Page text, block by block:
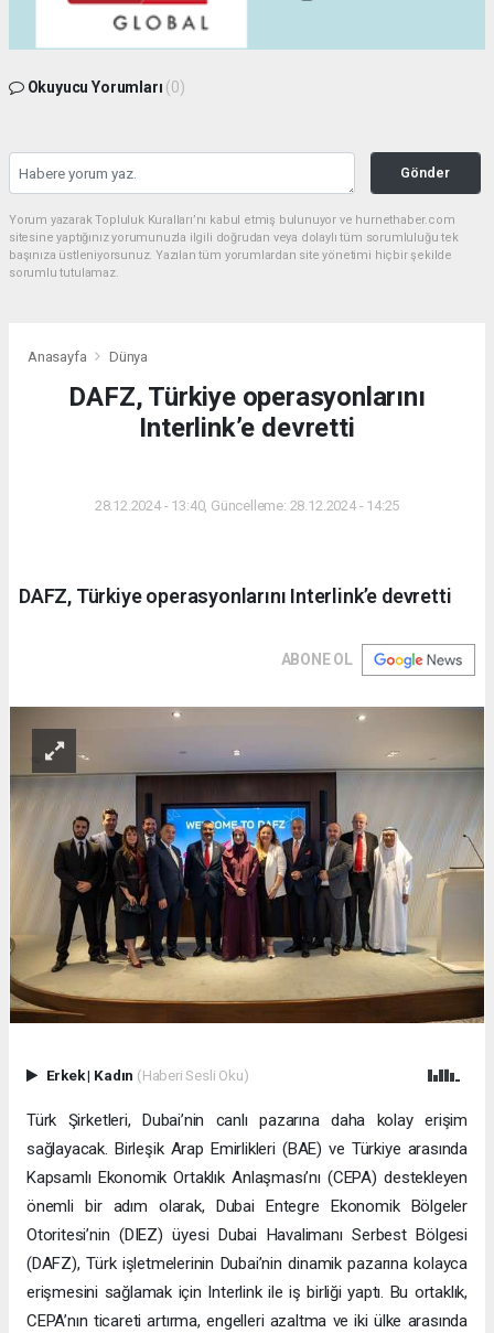
Okuyucu Yorumları (0)
Gönder
Yorum yazarak Topluluk Kuralları’nı kabul etmiş bulunuyor ve hurnethaber.com
sitesine yaptığınız yorumunuzla ilgili doğrudan veya dolaylı tüm sorumluluğu tek
başınıza üstleniyorsunuz. Yazılan tüm yorumlardan site yönetimi hiçbir şekilde
sorumlu tutulamaz.
Anasayfa Dünya
DAFZ, Türkiye operasyonlarını
Interlink’e devretti
28.12.2024 - 13:40, Güncelleme: 28.12.2024 - 14:25
DAFZ, Türkiye operasyonlarını Interlink’e devretti
ABONE OL
Erkek| Kadın (Haberi Sesli Oku)
Türk Şirketleri, Dubai’nin canlı pazarına daha kolay erişim
sağlayacak. Birleşik Arap Emirlikleri (BAE) ve Türkiye arasında
Kapsamlı Ekonomik Ortaklık Anlaşması’nı (CEPA) destekleyen
önemli bir adım olarak, Dubai Entegre Ekonomik Bölgeler
Otoritesi’nin (DIEZ) üyesi Dubai Havalimanı Serbest Bölgesi
(DAFZ), Türk işletmelerinin Dubai’nin dinamik pazarına kolayca
erişmesini sağlamak için Interlink ile iş birliği yaptı. Bu ortaklık,
CEPA’nın ticareti artırma, engelleri azaltma ve iki ülke arasında